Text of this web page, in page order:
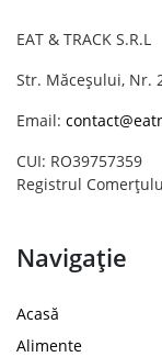
EAT & TRACK S.R.L
Str. Măceșului, Nr.
Email:
CUI: RO39757359
Registrul
Navigație
Acasă
Alimente